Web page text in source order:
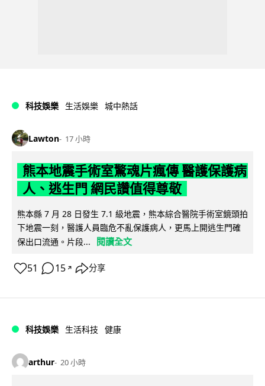
科技娛樂 生活娛樂 城中熱話
Lawton 17 小時
熊本地震手術室驚魂片瘋傳 醫護保護病
人、逃生門 網民讚值得尊敬
熊本縣 7 月 28 日發生 7.1 級地震，熊本綜合醫院手術室鏡頭拍
下地震一刻，醫護人員臨危不亂保護病人，更馬上開逃生門確
保出口流通。片段...
閱讀全文
51 15 ↗ 分享
科技娛樂 生活科技 健康
arthur 20 小時